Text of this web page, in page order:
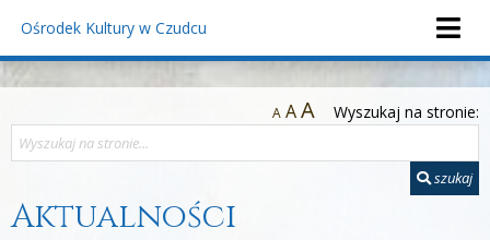
Ośrodek Kultury w Czudcu
A AA Wyszukaj na stronie:
szukaj
Aktualności